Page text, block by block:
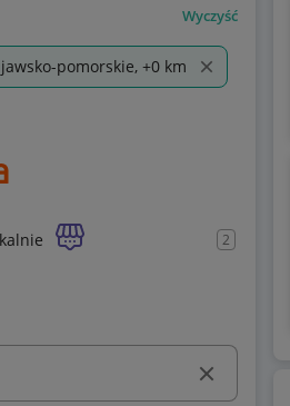
Wyczyść
pomorskie, +0 km
2